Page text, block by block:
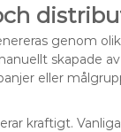
genom
skapade
eller
kraftigt.